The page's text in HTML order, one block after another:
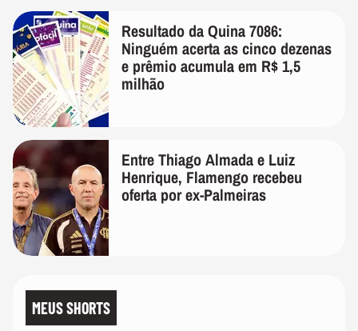
Resultado da Quina 7086:
Ninguém acerta as cinco dezenas
e prêmio acumula em R$ 1,5
milhão
Entre Thiago Almada e Luiz
Henrique, Flamengo recebeu
oferta por ex-Palmeiras
MEUS SHORTS